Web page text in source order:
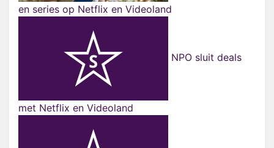
en series op Netflix en Videoland
NPO sluit deals
met Netflix en Videoland